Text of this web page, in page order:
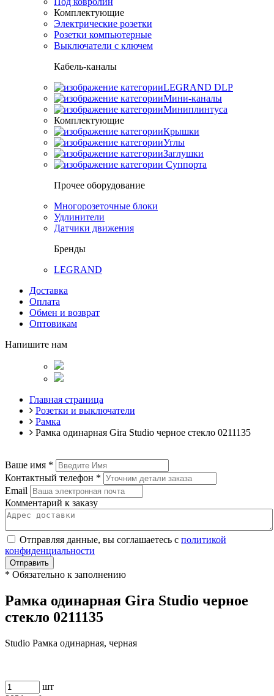
Комплектующие
Электрические розетки
Розетки компьютерные
Выключатели с ключем
Кабель-каналы
LEGRAND DLP
Мини-каналы
Миниплинтуса
Комплектующие
Крышки
Углы
Заглушки
Суппорта
Прочее оборудование
Многорозеточные блоки
Удлинители
Датчики движения
Бренды
LEGRAND
Доставка
Оплата
Обмен и возврат
Оптовикам
Напишите нам
Главная страница
Розетки и выключатели
Рамка
Рамка одинарная Gira Studio черное стекло 0211135
Ваше имя *
Контактный телефон *
Email
Комментарий к заказу
Отправляя данные, вы соглашаетесь с политикой
конфиденциальности
Отправить
* Обязательно к заполнению
Рамка одинарная Gira Studio черное
стекло 0211135
Studio Рамка одинарная, черная
шт